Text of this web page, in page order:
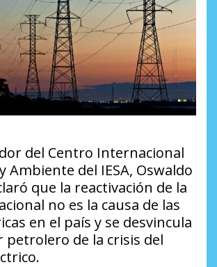
del Centro Internacional
Ambiente del IESA, Oswaldo
que la reactivación de la
no es la causa de las
en el país y se desvincula
petrolero de la crisis del